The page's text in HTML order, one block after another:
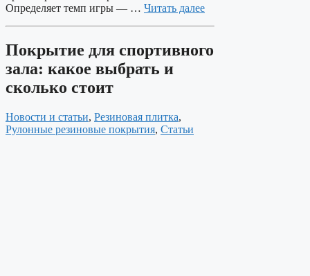
Определяет темп игры — … Читать далее
Покрытие для спортивного
зала: какое выбрать и
сколько стоит
Новости и статьи, Резиновая плитка,
Рулонные резиновые покрытия, Статьи